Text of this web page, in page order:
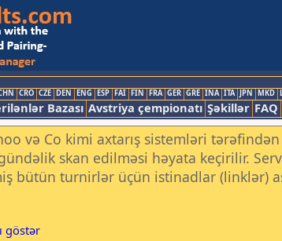
CRO CZE DEN ENG ESP FAI FIN FRA GER GRE INA ITA JPN MKD
Bazası Avstriya çempionatı Şəkillər FAQ
və Co kimi axtarış sistemləri
skan edilməsi həyata keçirilir.
bütün turnirlər üçün istinadlar (linklər)
göstər